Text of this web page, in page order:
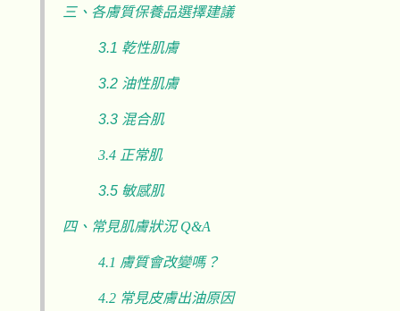
三、各膚質保養品選擇建議
3.1 乾性肌膚
3.2 油性肌膚
3.3 混合肌
3.4 正常肌
3.5 敏感肌
四、常見肌膚狀況 Q&A
4.1 膚質會改變嗎？
4.2 常見皮膚出油原因